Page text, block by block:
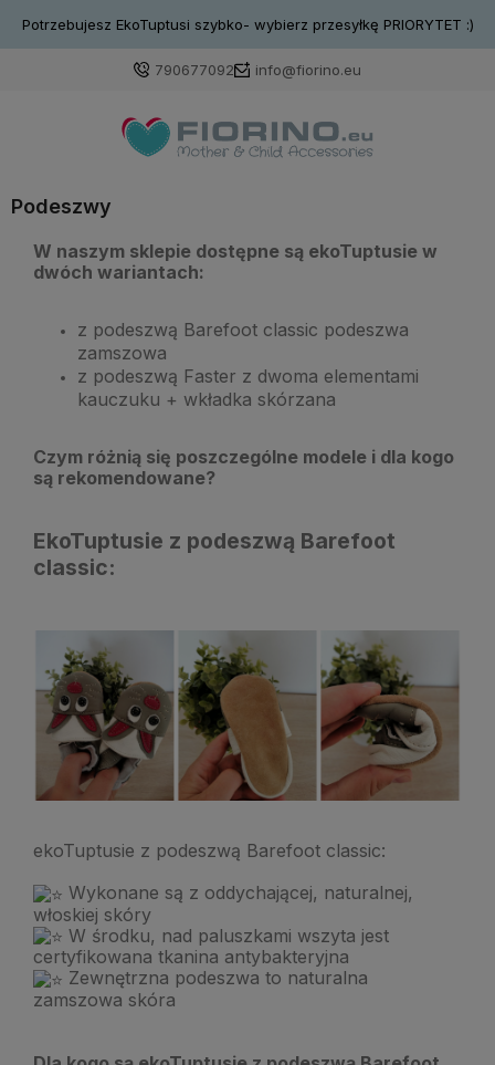
Potrzebujesz EkoTuptusi szybko- wybierz przesyłkę PRIORYTET :)
790677092 info@fiorino.eu
Podeszwy
W naszym sklepie dostępne są ekoTuptusie w
dwóch wariantach:
z podeszwą Barefoot classic podeszwa
zamszowa
z podeszwą Faster z dwoma elementami
kauczuku + wkładka skórzana
Czym różnią się poszczególne modele i dla kogo
są rekomendowane?
EkoTuptusie z podeszwą Barefoot
classic:
ekoTuptusie z podeszwą Barefoot classic:
Wykonane są z oddychającej, naturalnej,
włoskiej skóry
W środku, nad paluszkami wszyta jest
certyfikowana tkanina antybakteryjna
Zewnętrzna podeszwa to naturalna
zamszowa skóra